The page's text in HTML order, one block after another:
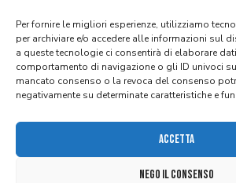
Per fornire le migliori esperienze, utilizziamo
per archiviare e/o accedere alle informazioni sul
a queste tecnologie ci consentirà di elaborare
comportamento di navigazione o gli ID univoci
mancato consenso o la revoca del consenso
negativamente su determinate caratteristiche e
Accetta
Nego Il Consenso
Sostenibilità
Contatti per la stampa
FAQs
Termini e Condizioni